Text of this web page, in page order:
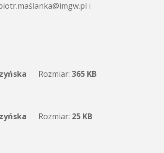
i
Rozmiar: 365 KB
Rozmiar: 25 KB